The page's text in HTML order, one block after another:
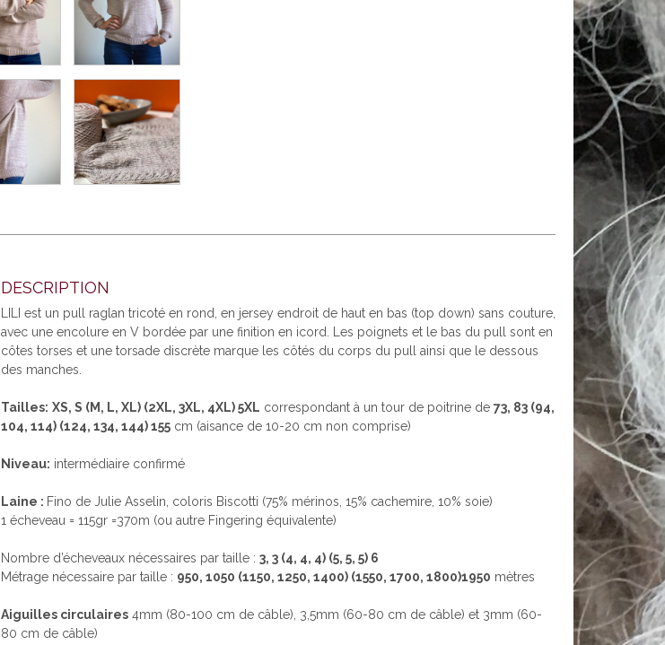
DESCRIPTION
LILI est un pull raglan tricoté en rond, en jersey endroit de haut en bas (top down) sans couture,
avec une encolure en V bordée par une finition en icord. Les poignets et le bas du pull sont en
côtes torses et une torsade discrète marque les côtés du corps du pull ainsi que le dessous
des manches.
Tailles: XS, S (M, L, XL) (2XL, 3XL, 4XL) 5XL correspondant à un tour de poitrine de 73, 83 (94,
104, 114) (124, 134, 144) 155cm (aisance de 10-20 cm non comprise)
Niveau: intermédiaire confirmé
Laine : Fino de Julie Asselin, coloris Biscotti (75% mérinos, 15% cachemire, 10% soie)
1 écheveau = 115gr =370m (ou autre Fingering équivalente)
Nombre d’écheveaux nécessaires par taille : 3, 3 (4, 4, 4) (5, 5, 5) 6
Métrage nécessaire par taille : 950, 1050 (1150, 1250, 1400) (1550, 1700, 1800)1950 mètres
Aiguilles circulaires4mm (80-100 cm de câble), 3,5mm (60-80 cm de câble) et 3mm (60-
80 cm de câble)